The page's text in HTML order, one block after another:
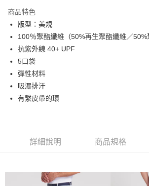
Apple Pay
悠遊付
ATM付款
運送方式
全家取貨付款
每筆NT$60
每筆NT$250
商品特色
版型：美規
100％聚酯纖維（50%再生聚酯纖維／50%
抗紫外線 40+ UPF
5口袋
彈性材料
吸濕排汗
有繫皮帶的環
詳細說明 商品規格